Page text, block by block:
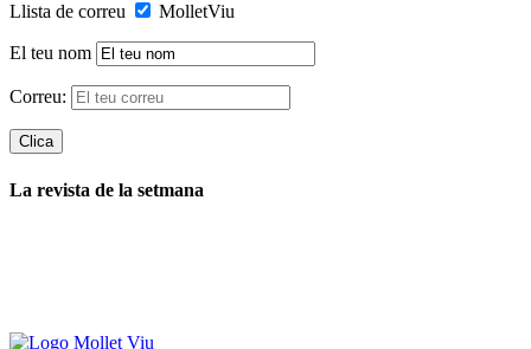
Llista de correu MolletViu
El teu nom
Correu:
La revista de la setmana